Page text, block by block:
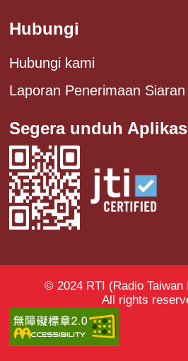
Hubungi
Hubungi kami
Laporan Penerimaan
Segera unduh
© 2024 RTI (Radio Taiwan
All rights